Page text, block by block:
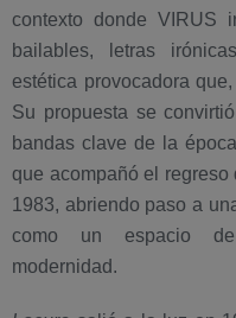
contexto donde VIRUS
bailables, letras
estética provocadora
Su propuesta se
bandas clave de la
que acompañó el
1983, abriendo paso a
como un espacio de
modernidad.